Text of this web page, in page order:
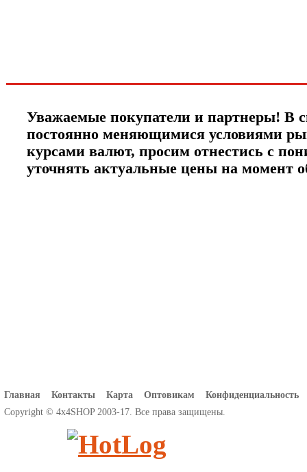
Уважаемые покупатели и партнеры! В
постоянно меняющимися условиями
курсами валют, просим отнестись с
уточнять актуальные цены на момент
Главная Контакты Карта Оптовикам
Конфиденциальность
Copyright © 4x4SHOP 2003-17. Все права защищены.